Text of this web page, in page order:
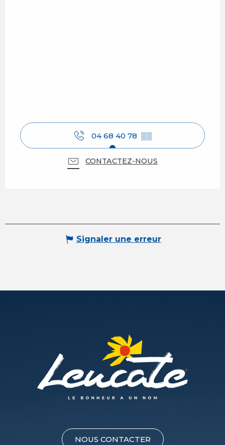
04 68 40 78 ▒▒
CONTACTEZ-NOUS
Signaler une erreur
NOUS CONTACTER